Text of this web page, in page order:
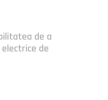
de a
de